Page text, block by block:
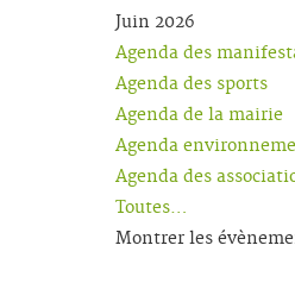
Juin 2026
Agenda des
Agenda des sports
Agenda de la mairie
Agenda
Agenda des
Toutes…
Montrer les